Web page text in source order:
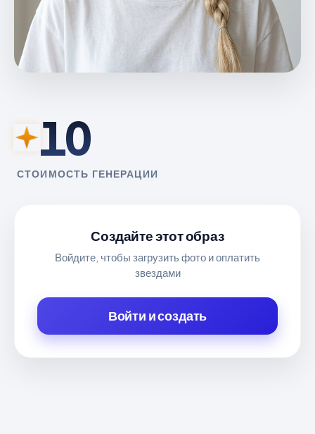
10
СТОИМОСТЬ ГЕНЕРАЦИИ
Создайте этот образ
Войдите, чтобы загрузить фото и оплатить
звездами
Войти и создать